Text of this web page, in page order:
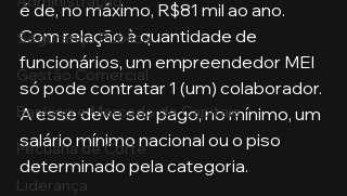
Segurança Publica
Gestão Comercial
Banking e Mercado de Capitais
Pecuária de Corte
Liderança
é de, no máximo, R$81 mil ao ano.
Com relação à quantidade de
funcionários, um empreendedor MEI
só pode contratar 1 (um) colaborador.
A esse deve ser pago, no mínimo, um
salário mínimo nacional ou o piso
determinado pela categoria.